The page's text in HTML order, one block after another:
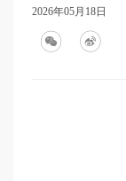
2026年05月18日